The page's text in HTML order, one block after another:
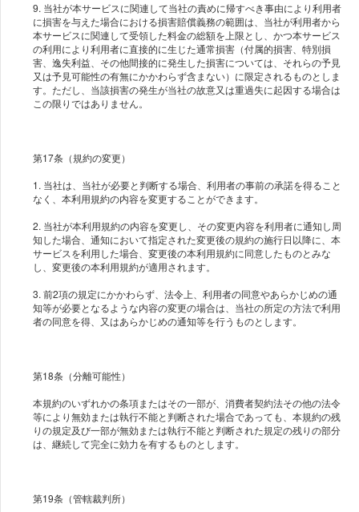
9. 当社が本サービスに関連して当社の責めに帰すべき事由により利用者
に損害を与えた場合における損害賠償義務の範囲は、当社が利用者から
本サービスに関連して受領した料金の総額を上限とし、かつ本サービス
の利用により利用者に直接的に生じた通常損害（付属的損害、特別損
害、逸失利益、その他間接的に発生した損害については、それらの予見
又は予見可能性の有無にかかわらず含まない）に限定されるものとしま
す。ただし、当該損害の発生が当社の故意又は重過失に起因する場合は
この限りではありません。
第17条（規約の変更）
1. 当社は、当社が必要と判断する場合、利用者の事前の承諾を得ること
なく、本利用規約の内容を変更することができます。
2. 当社が本利用規約の内容を変更し、その変更内容を利用者に通知し周
知した場合、通知において指定された変更後の規約の施行日以降に、本
サービスを利用した場合、変更後の本利用規約に同意したものとみな
し、変更後の本利用規約が適用されます。
3. 前2項の規定にかかわらず、法令上、利用者の同意やあらかじめの通
知等が必要となるような内容の変更の場合は、当社の所定の方法で利用
者の同意を得、又はあらかじめの通知等を行うものとします。
第18条（分離可能性）
本規約のいずれかの条項またはその一部が、消費者契約法その他の法令
等により無効または執行不能と判断された場合であっても、本規約の残
りの規定及び一部が無効または執行不能と判断された規定の残りの部分
は、継続して完全に効力を有するものとします。
第19条（管轄裁判所）